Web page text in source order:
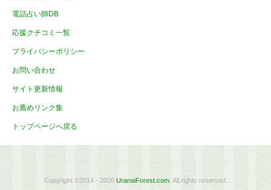
電話占い師DB
応援クチコミ一覧
プライバシーポリシー
お問い合わせ
サイト更新情報
お薦めリンク集
トップページへ戻る
Copyright ©2014 - 2026 UranaiForest.com. All rights reserved.